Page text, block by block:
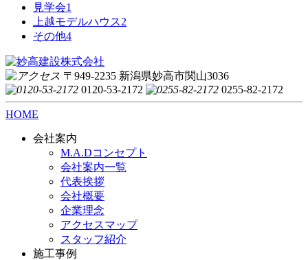
見学会1
上越モデルハウス2
その他4
〒949-2235 新潟県妙高市関山3036
0120-53-2172
0255-82-2172
HOME
会社案内
M.A.Dコンセプト
会社案内一覧
代表挨拶
会社概要
企業理念
アクセスマップ
スタッフ紹介
施工事例